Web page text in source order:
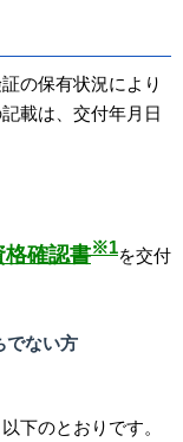
の保有状況により
載は、交付年月日
格確認書※1を交付
でない方
下のとおりです。